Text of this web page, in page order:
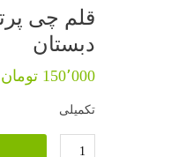
قلم چی
دبستان
150٬000 تومان
تکمیلی